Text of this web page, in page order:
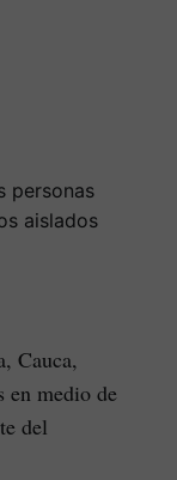
Cauca,
en medio de
del